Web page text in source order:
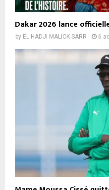
Dakar 2026 lance
by EL HADJI MALICK SARR 6